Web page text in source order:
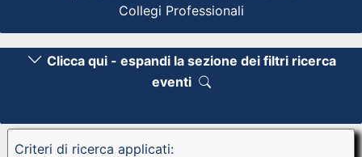
Collegi Professionali
Clicca qui - espandi la sezione dei filtri ricerca
eventi
Criteri di ricerca applicati: